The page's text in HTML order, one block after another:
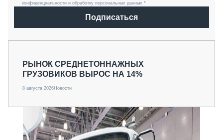
конфиденциальности и обработку персональных данных *
Подписаться
РЫНОК СРЕДНЕТОННАЖНЫХ
ГРУЗОВИКОВ ВЫРОС НА 14%
8 августа 2026Новости